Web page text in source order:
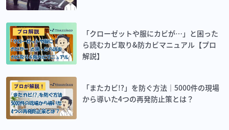
「クローゼットや服にカビが…」と困った
ら読むカビ取り&防カビマニュアル【プロ
解説】
「またカビ!?」を防ぐ方法｜5000件の現場
から導いた4つの再発防止策とは？